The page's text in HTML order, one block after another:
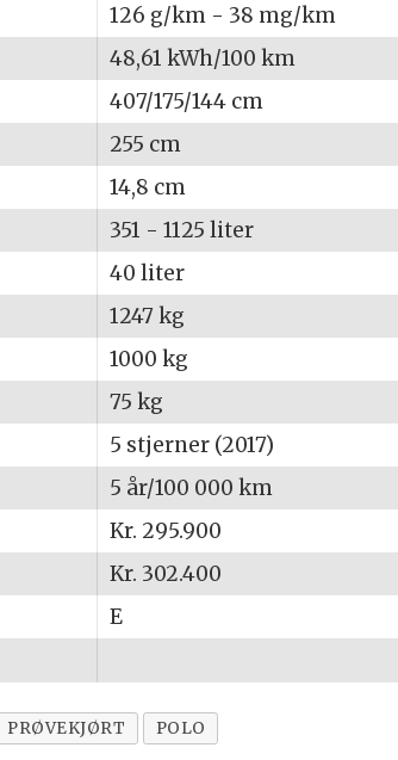
126 g/km - 38 mg/km
48,61 kWh/100 km
407/175/144 cm
255 cm
14,8 cm
351 - 1125 liter
40 liter
1247 kg
1000 kg
75 kg
5 stjerner (2017)
5 år/100 000 km
Kr. 295.900
Kr. 302.400
E
PRØVEKJØRT POLO